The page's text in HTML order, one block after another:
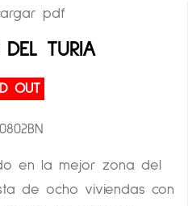
pdf
DEL TURIA
OUT
en la mejor zona del
de ocho viviendas con